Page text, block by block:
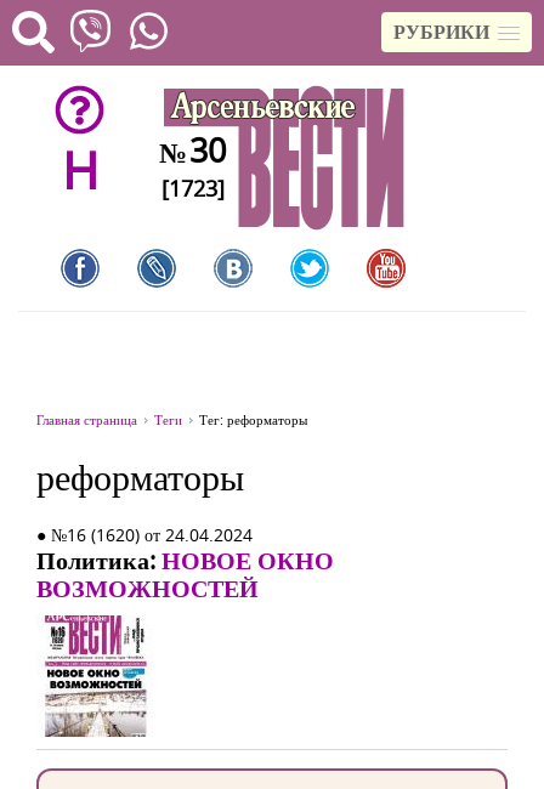
РУБРИКИ
H №30
[1723]
Главная страница Теги Тег: реформаторы
реформаторы
● №16 (1620) от 24.04.2024
Политика:НОВОЕ ОКНО
ВОЗМОЖНОСТЕЙ